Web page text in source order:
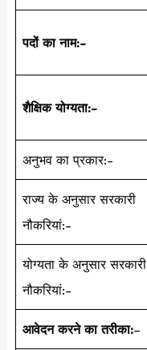
पदों का नाम:-
शैक्षिक योग्यता:-
अनुभव का प्रकार:-
राज्य के अनुसार सरकारी
नौकरियां:-
योग्यता के अनुसार सरकारी
नौकरियां:-
आवेदन करने का तरीका:–